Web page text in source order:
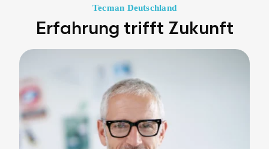
Tecman Deutschland
Erfahrung trifft Zukunft